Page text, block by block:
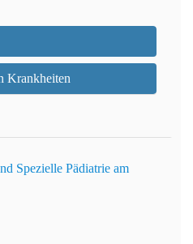
Krankheiten
Spezielle Pädiatrie am